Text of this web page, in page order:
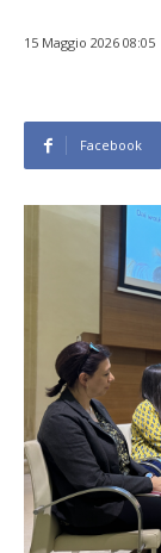
15 Maggio 2026 08:05
Facebook